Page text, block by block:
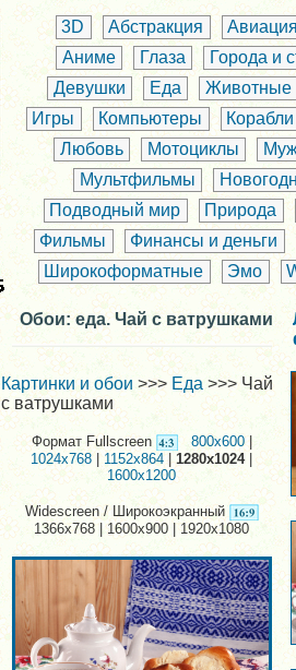
3D Абстракция
Аниме
Глаза
Города и
Девушки
Еда
Животные
Игры
Компьютеры
Корабли
Любовь
Мотоциклы
Мультфильмы
Подводный мир
Природа
Фильмы
Финансы и деньги
Широкоформатные
Эмо
Обои: еда. Чай с ватрушками
Картинки и обои >>> Еда >>> Чай
с ватрушками
Формат Fullscreen 800x600|
1024x768|1152x864|1280x1024|
1600x1200
Widescreen / Широкоэкранный
1366x768 | 1600x900 | 1920x1080